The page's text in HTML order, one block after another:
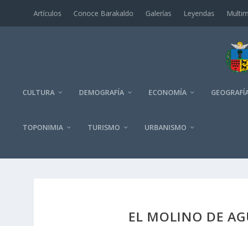
Artí­culos Conoce Barakaldo Galerí­as Leyendas
CULTURA DEMOGRAFÍA ECONOMÍA
TOPONIMIA TURISMO URBANISMO
EL MOLINO DE